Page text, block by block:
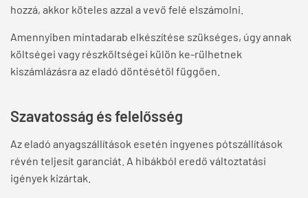
hozzá, akkor köteles azzal a vevő felé elszámolni.
Amennyiben mintadarab elkészítése szükséges, úgy annak
költségei vagy részköltségei külön ke-rülhetnek
kiszámlázásra az eladó döntésétől függően.
Szavatosság és felelősség
Az eladó anyagszállítások esetén ingyenes pótszállítások
révén teljesít garanciát. A hibákból eredő változtatási
igények kizártak.